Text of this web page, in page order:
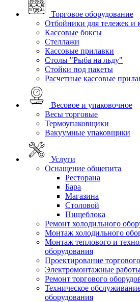
Торговое оборудование
Отбойники для тележек и
Кассовые боксы
Стеллажи
Кассовые прилавки
Столы "Рыба на льду"
Стойки под пакеты
Расчетные кассовые
Весовое и упаковочное
Весы торговые
Термоупаковщики
Вакуумные упаковщики
Услуги
Оснащение общепита
Ресторана
Бара
Магазина
Столовой
Пищеблока
Ремонт холодильного
Монтаж холодильного
Монтаж теплового и
оборудования
Проектирование
Электромонтажные
Ремонт торгового
Техническое
оборудования